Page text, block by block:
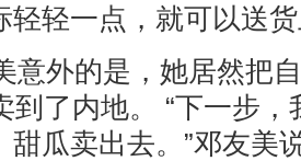
轻轻一点，就可以送
意外的是，她居然把
到了内地。 “下一步
甜瓜卖出去。”邓友美